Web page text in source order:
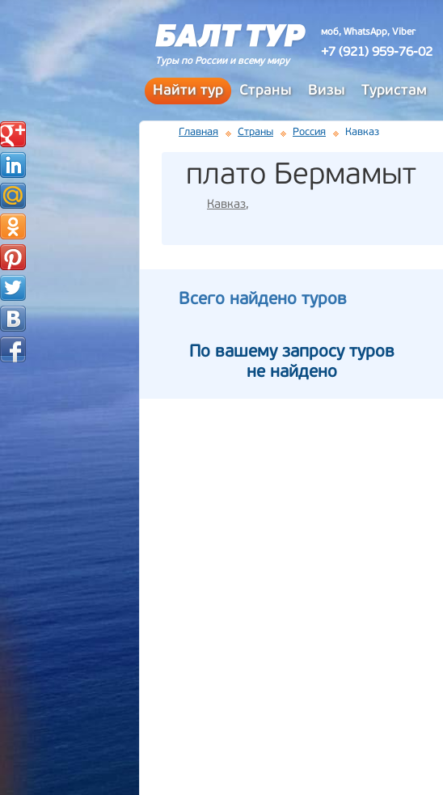
Туры по России и всему миру
моб, WhatsApp, Viber
+7 (921) 959-76-02
Найти тур Страны Визы Туристам
Главная Страны Россия Кавказ
плато Бермамыт
Кавказ,
Всего найдено туров
По вашему запросу туров
не найдено